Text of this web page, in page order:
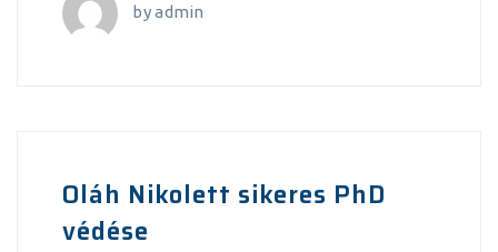
byadmin
Oláh Nikolett sikeres PhD
védése